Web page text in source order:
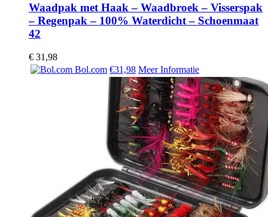
Waadpak met Haak – Waadbroek – Visserspak
– Regenpak – 100% Waterdicht – Schoenmaat
42
€ 31,98
Bol.com €31,98 Meer Informatie